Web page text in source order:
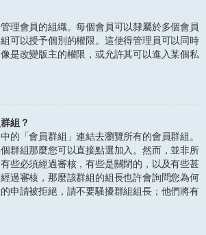
理會員的組織。每個會員可以隸屬於多個會員
可以授予個別的權限。這使得管理員可以同時
是改變版主的權限，或允許其可以進入某個私
組？
的「會員群組」連結去瀏覽所有的會員群組。
群組那麼您可以直接點選加入。然而，並非所
些必須經過審核，有些是關閉的，以及有些甚
過審核，那麼該群組的組長也許會詢問您為何
申請被拒絕，請不要騷擾群組組長；他們將有